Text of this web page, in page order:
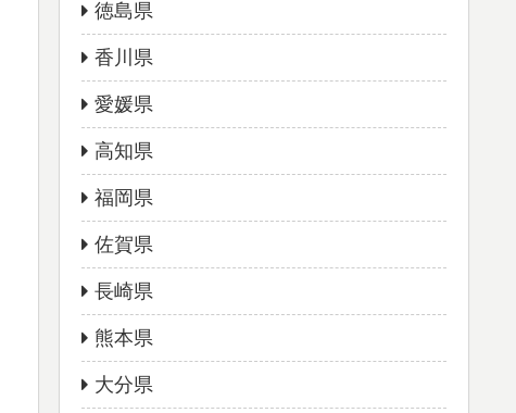
徳島県
香川県
愛媛県
高知県
福岡県
佐賀県
長崎県
熊本県
大分県